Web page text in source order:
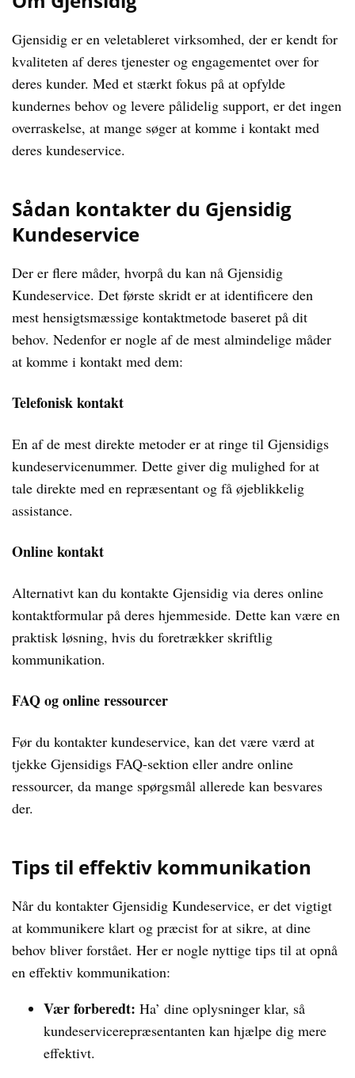
Gjensidig er en veletableret virksomhed, der er kendt for
kvaliteten af deres tjenester og engagementet over for
deres kunder. Med et stærkt fokus på at opfylde
kundernes behov og levere pålidelig support, er det ingen
overraskelse, at mange søger at komme i kontakt med
deres kundeservice.
Sådan kontakter du Gjensidig
Kundeservice
Der er flere måder, hvorpå du kan nå Gjensidig
Kundeservice. Det første skridt er at identificere den
mest hensigtsmæssige kontaktmetode baseret på dit
behov. Nedenfor er nogle af de mest almindelige måder
at komme i kontakt med dem:
Telefonisk kontakt
En af de mest direkte metoder er at ringe til Gjensidigs
kundeservicenummer. Dette giver dig mulighed for at
tale direkte med en repræsentant og få øjeblikkelig
assistance.
Online kontakt
Alternativt kan du kontakte Gjensidig via deres online
kontaktformular på deres hjemmeside. Dette kan være en
praktisk løsning, hvis du foretrækker skriftlig
kommunikation.
FAQ og online ressourcer
Før du kontakter kundeservice, kan det være værd at
tjekke Gjensidigs FAQ-sektion eller andre online
ressourcer, da mange spørgsmål allerede kan besvares
der.
Tips til effektiv kommunikation
Når du kontakter Gjensidig Kundeservice, er det vigtigt
at kommunikere klart og præcist for at sikre, at dine
behov bliver forstået. Her er nogle nyttige tips til at opnå
en effektiv kommunikation:
Vær forberedt: Ha’ dine oplysninger klar, så
kundeservicerepræsentanten kan hjælpe dig mere
effektivt.